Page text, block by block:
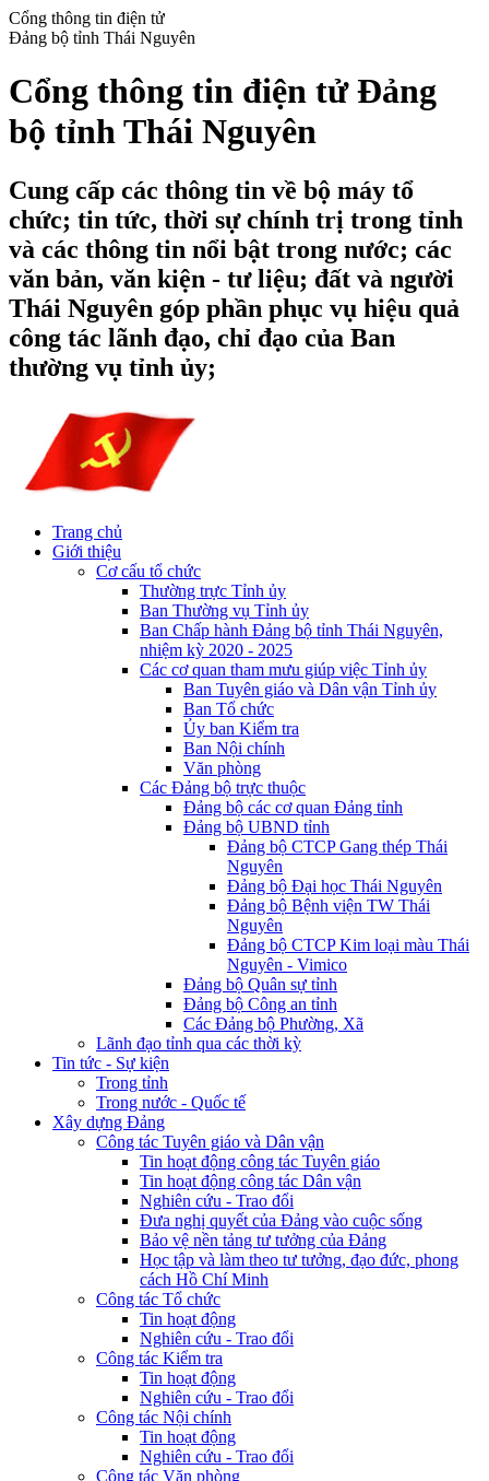
Cổng thông tin điện tử
Đảng bộ tỉnh Thái Nguyên
Cổng thông tin điện tử Đảng
bộ tỉnh Thái Nguyên
Cung cấp các thông tin về bộ máy tổ
chức; tin tức, thời sự chính trị trong tỉnh
và các thông tin nổi bật trong nước; các
văn bản, văn kiện - tư liệu; đất và người
Thái Nguyên góp phần phục vụ hiệu quả
công tác lãnh đạo, chỉ đạo của Ban
thường vụ tỉnh ủy;
Trang chủ
Giới thiệu
Cơ cấu tổ chức
Thường trực Tỉnh ủy
Ban Thường vụ Tỉnh ủy
Ban Chấp hành Đảng bộ tỉnh Thái Nguyên,
nhiệm kỳ 2020 - 2025
Các cơ quan tham mưu giúp việc Tỉnh ủy
Ban Tuyên giáo và Dân vận Tỉnh ủy
Ban Tổ chức
Ủy ban Kiểm tra
Ban Nội chính
Văn phòng
Các Đảng bộ trực thuộc
Đảng bộ các cơ quan Đảng tỉnh
Đảng bộ UBND tỉnh
Đảng bộ CTCP Gang thép Thái
Nguyên
Đảng bộ Đại học Thái Nguyên
Đảng bộ Bệnh viện TW Thái
Nguyên
Đảng bộ CTCP Kim loại màu Thái
Nguyên - Vimico
Đảng bộ Quân sự tỉnh
Đảng bộ Công an tỉnh
Các Đảng bộ Phường, Xã
Lãnh đạo tỉnh qua các thời kỳ
Tin tức - Sự kiện
Trong tỉnh
Trong nước - Quốc tế
Xây dựng Đảng
Công tác Tuyên giáo và Dân vận
Tin hoạt động công tác Tuyên giáo
Tin hoạt động công tác Dân vận
Nghiên cứu - Trao đổi
Đưa nghị quyết của Đảng vào cuộc sống
Bảo vệ nền tảng tư tưởng của Đảng
Học tập và làm theo tư tưởng, đạo đức, phong
cách Hồ Chí Minh
Công tác Tổ chức
Tin hoạt động
Nghiên cứu - Trao đổi
Công tác Kiểm tra
Tin hoạt động
Nghiên cứu - Trao đổi
Công tác Nội chính
Tin hoạt động
Nghiên cứu - Trao đổi
Công tác Văn phòng